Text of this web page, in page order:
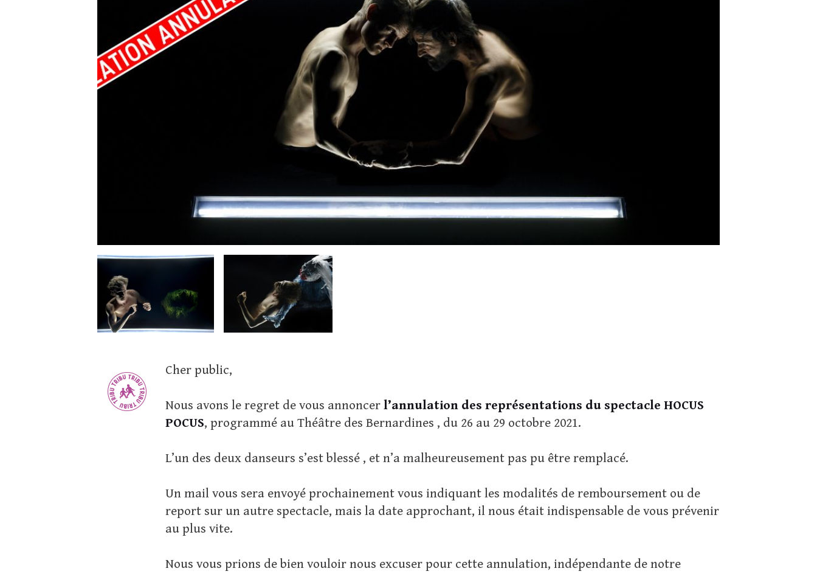
Cher public,
Nous avons le regret de vous annoncer l’annulation des représentations du spectacle HOCUS
POCUS, programmé au Théâtre des Bernardines , du 26 au 29 octobre 2021.
L’un des deux danseurs s’est blessé , et n’a malheureusement pas pu être remplacé.
Un mail vous sera envoyé prochainement vous indiquant les modalités de remboursement ou de
report sur un autre spectacle, mais la date approchant, il nous était indispensable de vous prévenir
au plus vite.
Nous vous prions de bien vouloir nous excuser pour cette annulation, indépendante de notre